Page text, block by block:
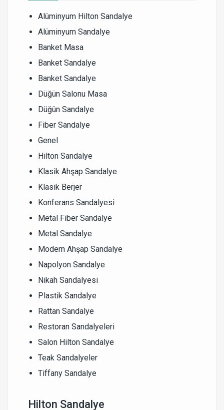
Alüminyum Hilton Sandalye
Alüminyum Sandalye
Banket Masa
Banket Sandalye
Banket Sandalye
Düğün Salonu Masa
Düğün Sandalye
Fiber Sandalye
Genel
Hilton Sandalye
Klasik Ahşap Sandalye
Klasik Berjer
Konferans Sandalyesi
Metal Fiber Sandalye
Metal Sandalye
Modern Ahşap Sandalye
Napolyon Sandalye
Nikah Sandalyesi
Plastik Sandalye
Rattan Sandalye
Restoran Sandalyeleri
Salon Hilton Sandalye
Teak Sandalyeler
Tiffany Sandalye
Hilton Sandalye